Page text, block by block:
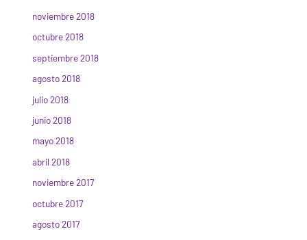
noviembre 2018
octubre 2018
septiembre 2018
agosto 2018
julio 2018
junio 2018
mayo 2018
abril 2018
noviembre 2017
octubre 2017
agosto 2017